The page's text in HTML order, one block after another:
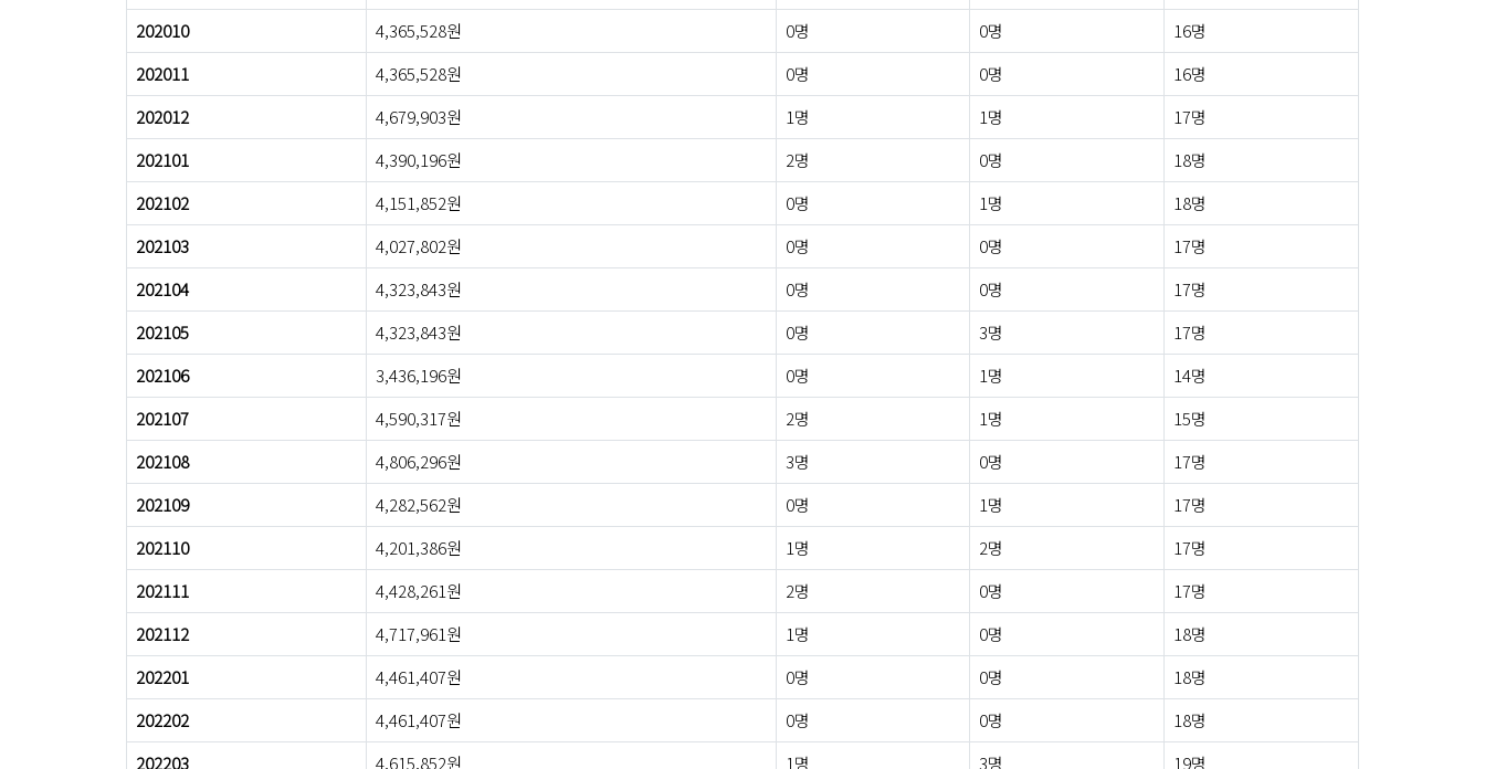
202010
4,365,528원 0명 0명
16명
202011
4,365,528원 0명 0명
16명
202012
4,679,903원 1명 1명
17명
202101
4,390,196원 2명 0명
18명
202102
4,151,852원 0명 1명
18명
202103
4,027,802원 0명 0명
17명
202104
4,323,843원 0명 0명
17명
202105
4,323,843원 0명 3명
17명
202106
3,436,196원 0명 1명
14명
202107
4,590,317원 2명 1명
15명
202108
4,806,296원 3명 0명
17명
202109
4,282,562원 0명 1명
17명
202110
4,201,386원 1명 2명
17명
202111
4,428,261원 2명 0명
17명
202112
4,717,961원 1명 0명
18명
202201
4,461,407원 0명 0명
18명
202202
4,461,407원 0명 0명
18명
202203
4,615,852원 1명 3명 19명